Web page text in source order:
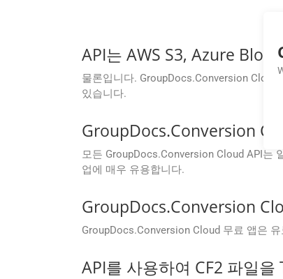
API는 AWS S3, Azure
물론입니다. GroupDocs.Conversion
있습니다.
GroupDocs.Conversion
모든 GroupDocs.Conversion Cloud API는
업에 매우 유용합니다.
GroupDocs.Conversion
GroupDocs.Conversion Cloud 무료 앱은
API를 사용하여 CF2 파일